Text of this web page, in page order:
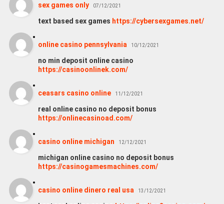
sex games only 07/12/2021
text based sex games https://cybersexgames.net/
online casino pennsylvania 10/12/2021
no min deposit online casino
https://casinoonlinek.com/
ceasars casino online 11/12/2021
real online casino no deposit bonus
https://onlinecasinoad.com/
casino online michigan 12/12/2021
michigan online casino no deposit bonus
https://casinogamesmachines.com/
casino online dinero real usa 13/12/2021